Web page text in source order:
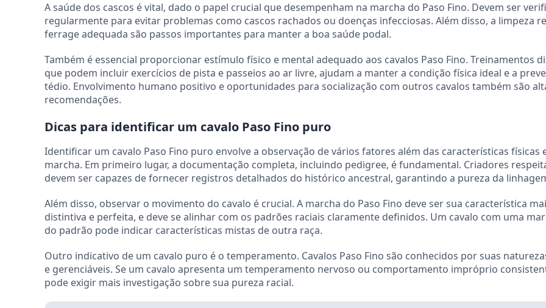
A saúde dos cascos é vital, dado o papel crucial que desempenham na marcha do Paso Fino. Devem ser
regularmente para evitar problemas como cascos rachados ou doenças infecciosas. Além disso, a limpeza
ferrage adequada são passos importantes para manter a boa saúde podal.
Também é essencial proporcionar estímulo físico e mental adequado aos cavalos Paso Fino. Treinamentos
que podem incluir exercícios de pista e passeios ao ar livre, ajudam a manter a condição física ideal e a
tédio. Envolvimento humano positivo e oportunidades para socialização com outros cavalos também são
recomendações.
Dicas para identificar um cavalo Paso Fino puro
Identificar um cavalo Paso Fino puro envolve a observação de vários fatores além das características físicas
marcha. Em primeiro lugar, a documentação completa, incluindo pedigree, é fundamental. Criadores
devem ser capazes de fornecer registros detalhados do histórico ancestral, garantindo a pureza da
Além disso, observar o movimento do cavalo é crucial. A marcha do Paso Fino deve ser sua característica
distintiva e perfeita, e deve se alinhar com os padrões raciais claramente definidos. Um cavalo com uma
do padrão pode indicar características mistas de outra raça.
Outro indicativo de um cavalo puro é o temperamento. Cavalos Paso Fino são conhecidos por suas
e gerenciáveis. Se um cavalo apresenta um temperamento nervoso ou comportamento impróprio
pode exigir mais investigação sobre sua pureza racial.